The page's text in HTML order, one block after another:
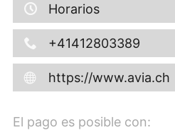
Horarios
+41412803389
https://www.avia.ch
El pago es posible con: